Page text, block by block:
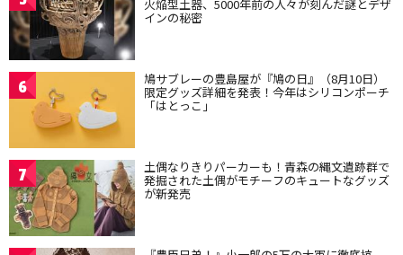
火焔型土器、5000年前の人々が刻んだ謎とデザ
インの秘密
6 鳩サブレーの豊島屋が『鳩の日』（8月10日）
限定グッズ詳細を発表！今年はシリコンポーチ
「はとっこ」
7 土偶なりきりパーカーも！青森の縄文遺跡群で
発掘された土偶がモチーフのキュートなグッズ
が新発売